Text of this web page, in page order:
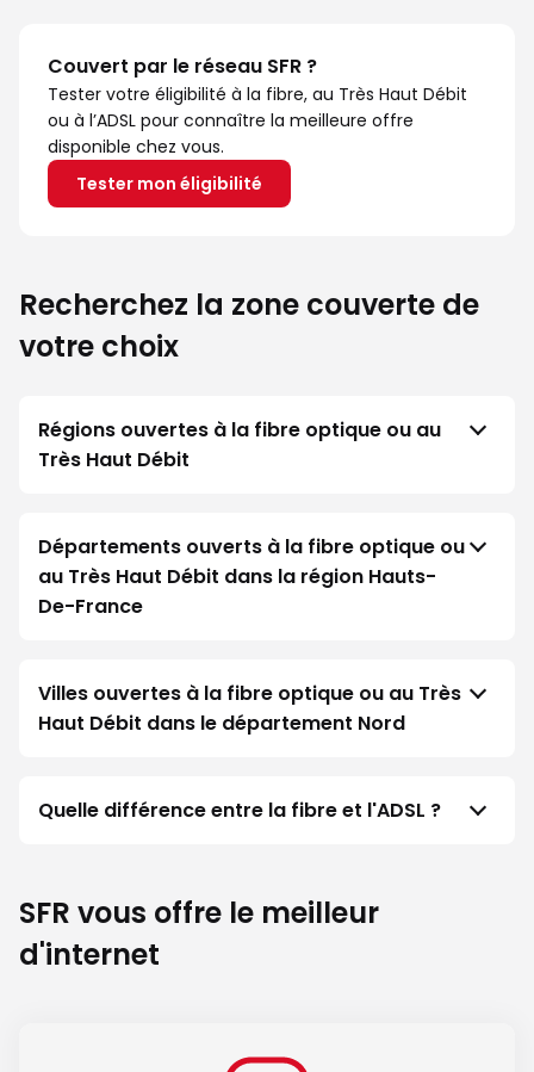
Couvert par le réseau SFR ?
Tester votre éligibilité à la fibre, au Très Haut Débit
ou à l’ADSL pour connaître la meilleure offre
disponible chez vous.
Tester mon éligibilité
Recherchez la zone couverte de
votre choix
Régions ouvertes à la fibre optique ou au
Très Haut Débit
Départements ouverts à la fibre optique ou
au Très Haut Débit dans la région Hauts-
De-France
Villes ouvertes à la fibre optique ou au Très
Haut Débit dans le département Nord
Quelle différence entre la fibre et l'ADSL ?
SFR vous offre le meilleur
d'internet